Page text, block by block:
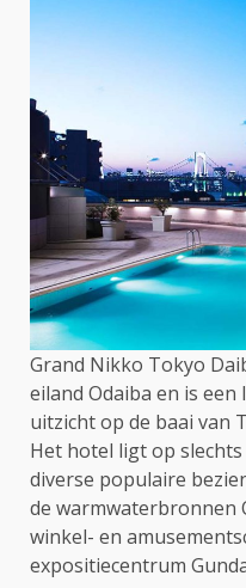
Grand Nikko Tokyo
eiland Odaiba en is
uitzicht op de baai van
Het hotel ligt op
diverse populaire
de warmwaterbronnen
winkel- en
expositiecentrum